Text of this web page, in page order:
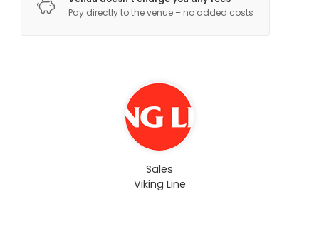
Pay directly to the venue – no added costs
Sales
Viking Line